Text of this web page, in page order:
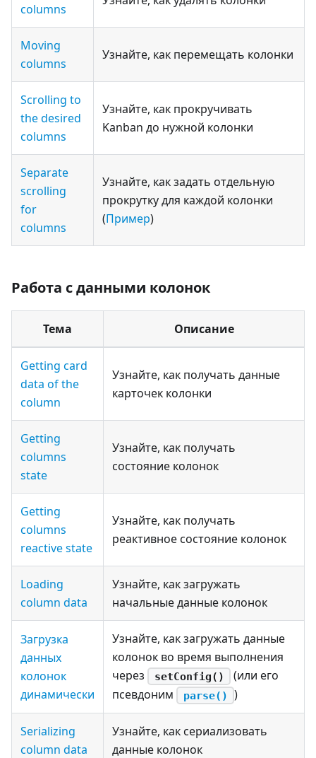
columns
Moving
columns
Узнайте, как перемещать колонки
Scrolling to
the desired
columns
Узнайте, как прокручивать
Kanban до нужной колонки
Separate
scrolling
for
columns
Узнайте, как задать отдельную
прокрутку для каждой колонки
(Пример)
Работа с данными колонок
Тема Описание
Getting card
data of the
column
Узнайте, как получать данные
карточек колонки
Getting
columns
state
Узнайте, как получать
состояние колонок
Getting
columns
reactive state
Узнайте, как получать
реактивное состояние колонок
Loading
column data
Узнайте, как загружать
начальные данные колонок
Загрузка
данных
колонок
динамически
Узнайте, как загружать данные
колонок во время выполнения
через
setConfig()
(или его
псевдоним
parse() )
Serializing
column data
Узнайте, как сериализовать
данные колонок